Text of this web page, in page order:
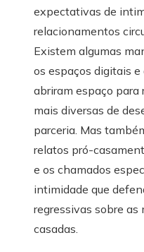
expectativas de
relacionamentos
Existem algumas
os espaços digitais e
abriram espaço para
mais diversas de
parceria. Mas
relatos pró-
e os chamados
intimidade que
regressivas sobre as
casadas.